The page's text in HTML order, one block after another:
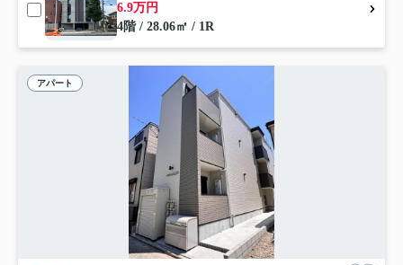
6.9万円
4階 / 28.06㎡ / 1R
アパート